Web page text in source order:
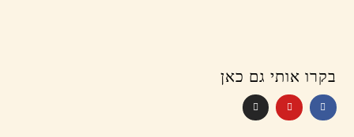
אותי גם כאן